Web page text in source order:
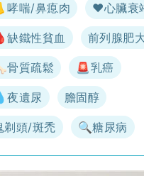
哮喘/鼻瘜肉 ♥️心臟衰
缺鐵性貧血 前列腺肥
骨質疏鬆 🚨乳癌
夜遺尿 膽固醇
剃頭/斑禿 🔍糖尿病